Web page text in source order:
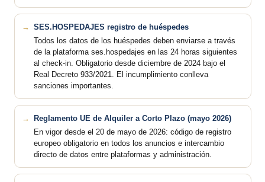
SES.HOSPEDAJES registro de huéspedes
Todos los datos de los huéspedes deben enviarse a través
de la plataforma ses.hospedajes en las 24 horas siguientes
al check-in. Obligatorio desde diciembre de 2024 bajo el
Real Decreto 933/2021. El incumplimiento conlleva
sanciones importantes.
Reglamento UE de Alquiler a Corto Plazo (mayo 2026)
En vigor desde el 20 de mayo de 2026: código de registro
europeo obligatorio en todos los anuncios e intercambio
directo de datos entre plataformas y administración.